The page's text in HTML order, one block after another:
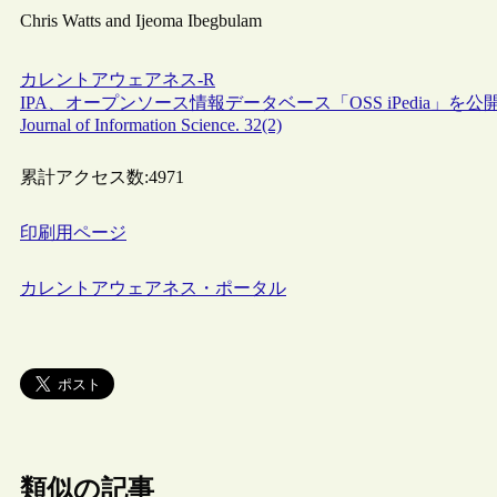
Chris Watts and Ijeoma Ibegbulam
カレントアウェアネス-R
IPA、オープンソース情報データベース「OSS iPedia」を公
Journal of Information Science. 32(2)
累計アクセス数:4971
印刷用ページ
カレントアウェアネス・ポータル
類似の記事